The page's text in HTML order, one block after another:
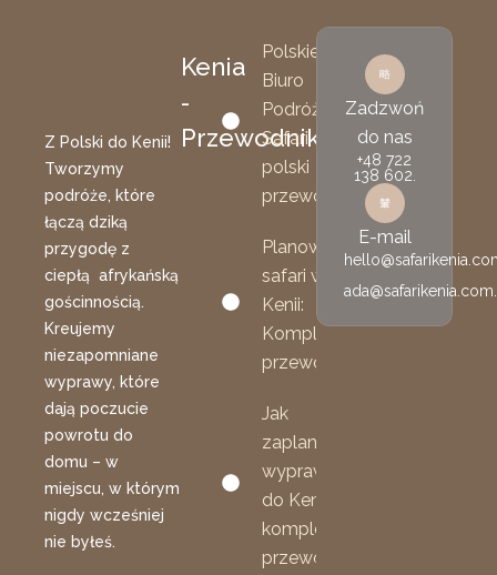
Z Polski do Kenii!
Tworzymy
podróże, które
łączą dziką
przygodę z
ciepłą afrykańską
gościnnością.
Kreujemy
niezapomniane
wyprawy, które
dają poczucie
powrotu do
domu – w
miejscu, w którym
nigdy wcześniej
nie byłeś.
Kenia
-
Przewodnik
Polskie
Biuro
Podróży
Safari
polski
przewodnik
Planowanie
safari w
Kenii:
Kompletny
przewodnik
Jak
zaplanować
wyprawę
do Kenii:
kompletny
przewodnik
Zadzwoń
do nas
+48 722
138 602.
E-mail